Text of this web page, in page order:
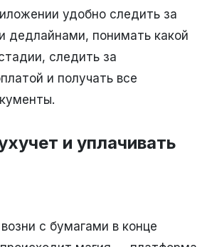
удобно следить за
дедлайнами, понимать какой
следить за
и получать все
и уплачивать
с бумагами в конце